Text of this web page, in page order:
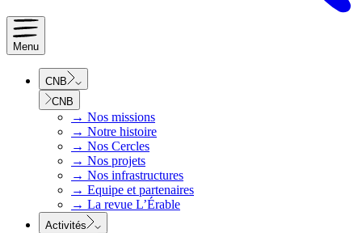
Menu
CNB
CNB
→ Nos missions
→ Notre histoire
→ Nos Cercles
→ Nos projets
→ Nos infrastructures
→ Equipe et partenaires
→ La revue L’Érable
Activités